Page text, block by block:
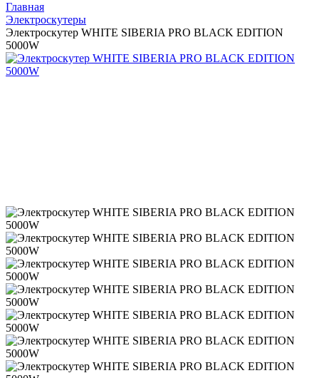
Главная
Электроскутеры
Электроскутер WHITE SIBERIA PRO BLACK EDITION
5000W